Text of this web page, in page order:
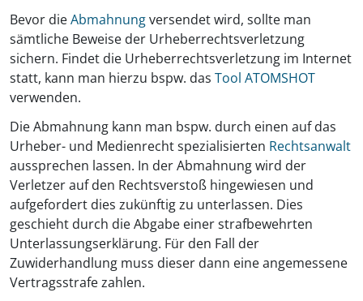
Bevor dieAbmahnungversendet wird, sollte man
sämtliche Beweise der Urheberrechtsverletzung
sichern. Findet die Urheberrechtsverletzung im Internet
statt, kann man hierzu bspw. das Tool ATOMSHOT
verwenden.
Die Abmahnung kann man bspw. durch einen auf das
Urheber- und Medienrecht spezialisierten Rechtsanwalt
aussprechen lassen. In der Abmahnung wird der
Verletzer auf den Rechtsverstoß hingewiesen und
aufgefordert dies zukünftig zu unterlassen. Dies
geschieht durch die Abgabe einer strafbewehrten
Unterlassungserklärung. Für den Fall der
Zuwiderhandlung muss dieser dann eine angemessene
Vertragsstrafe zahlen.